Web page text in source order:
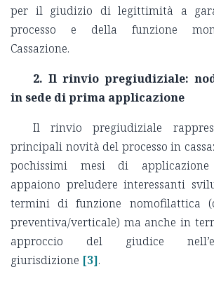
per il giudizio di legittimità a
processo e della funzione
Cassazione.
2. Il rinvio pregiudiziale:
in sede di prima applicazione
Il rinvio pregiudiziale
principali novità del processo in
pochissimi mesi di
appaiono preludere interessanti
termini di funzione nomofilattica
preventiva/verticale) ma anche in
approccio del giudice
giurisdizione [3].